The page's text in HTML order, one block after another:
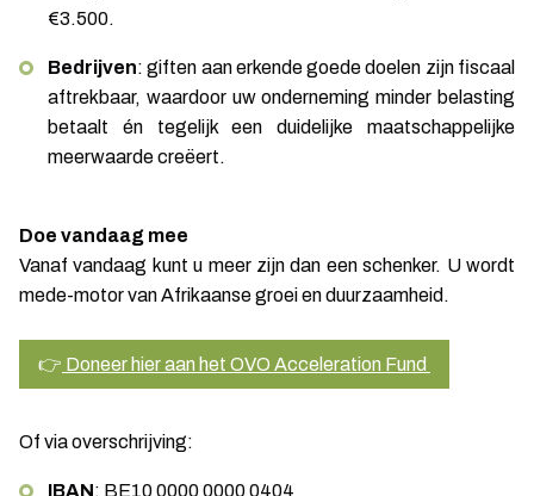
€3.500.
Bedrijven: giften aan erkende goede doelen zijn fiscaal
aftrekbaar, waardoor uw onderneming minder belasting
betaalt én tegelijk een duidelijke maatschappelijke
meerwaarde creëert.
Doe vandaag mee
Vanaf vandaag kunt u meer zijn dan een schenker. U wordt
mede-motor van Afrikaanse groei en duurzaamheid.
👉 Doneer hier aan het OVO Acceleration Fund
Of via overschrijving:
IBAN: BE10 0000 0000 0404